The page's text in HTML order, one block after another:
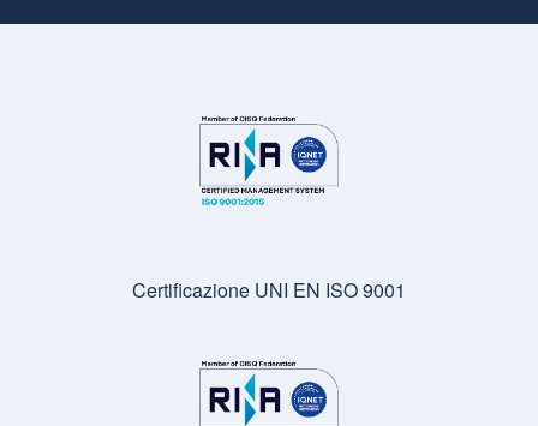
Certificazione UNI EN ISO 9001